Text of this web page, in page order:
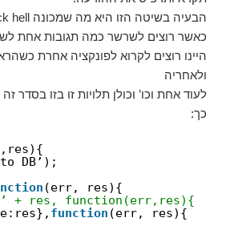
כאשר רוצים לשרשר כמה תגובות אחת
היינו רוצים לקרוא לפונקציה אחרת
ולאחריה
לעוד אחת וכו’ וכולן תלויות זו בזו בסדר
כך:
DB’);
(err, res){
’ + res, function(err,res){
function (err, res){